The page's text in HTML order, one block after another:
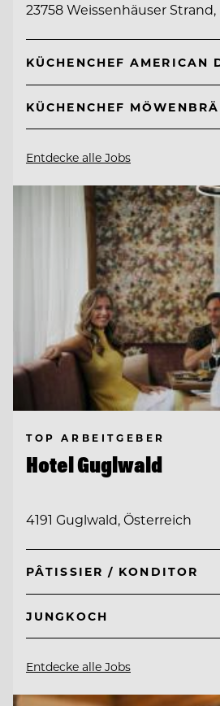
23758 Weissenhäuser
KÜCHENCHEF AMERICAN
KÜCHENCHEF
Entdecke alle Jobs
TOP ARBEITGEBER
Hotel Guglwald
4191 Guglwald, Österreich
PÂTISSIER / KONDITOR
JUNGKOCH
Entdecke alle Jobs